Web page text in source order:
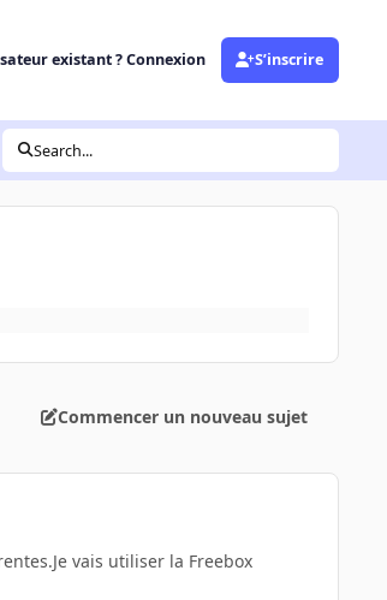
existant ? Connexion S’inscrire
Search...
Commencer un nouveau sujet
vais utiliser la Freebox